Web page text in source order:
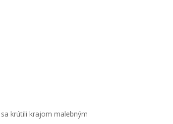
krútili krajom malebným